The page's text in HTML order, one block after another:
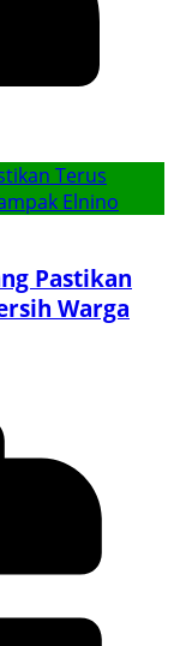
Pastikan
Warga